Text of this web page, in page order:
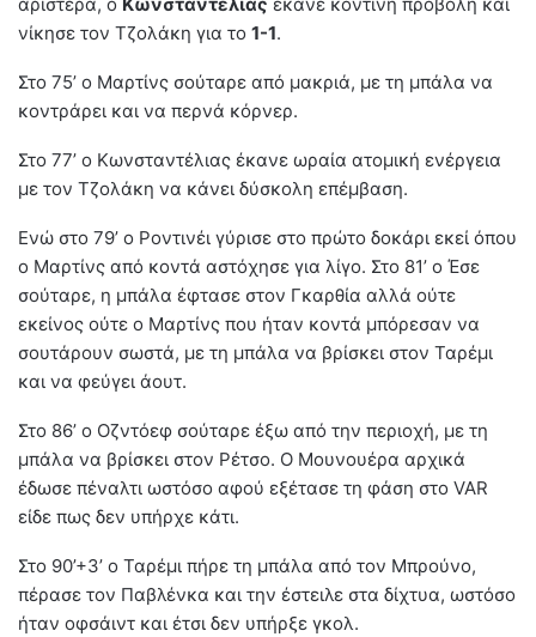
νίκησε τον Τζολάκη για το 1-1.
Στο 75’ ο Μαρτίνς σούταρε από μακριά, με τη μπάλα να
κοντράρει και να περνά κόρνερ.
Στο 77’ ο Κωνσταντέλιας έκανε ωραία ατομική ενέργεια
με τον Τζολάκη να κάνει δύσκολη επέμβαση.
Ενώ στο 79’ ο Ροντινέι γύρισε στο πρώτο δοκάρι εκεί όπου
ο Μαρτίνς από κοντά αστόχησε για λίγο. Στο 81’ ο Έσε
σούταρε, η μπάλα έφτασε στον Γκαρθία αλλά ούτε
εκείνος ούτε ο Μαρτίνς που ήταν κοντά μπόρεσαν να
σουτάρουν σωστά, με τη μπάλα να βρίσκει στον Ταρέμι
και να φεύγει άουτ.
Στο 86’ ο Οζντόεφ σούταρε έξω από την περιοχή, με τη
μπάλα να βρίσκει στον Ρέτσο. Ο Μουνουέρα αρχικά
έδωσε πέναλτι ωστόσο αφού εξέτασε τη φάση στο VAR
είδε πως δεν υπήρχε κάτι.
Στο 90’+3’ ο Ταρέμι πήρε τη μπάλα από τον Μπρούνο,
πέρασε τον Παβλένκα και την έστειλε στα δίχτυα, ωστόσο
ήταν οφσάιντ και έτσι δεν υπήρξε γκολ.